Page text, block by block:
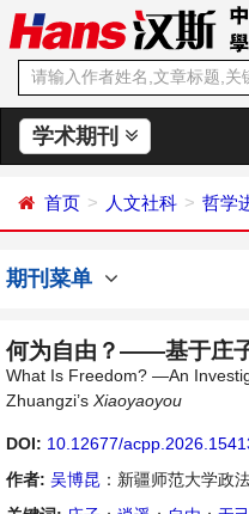
学术期刊
首页 人文社科 哲学
期刊菜单
何为自由？——基于庄
What Is Freedom? —An
Zhuangzi’s Xiaoyaoyou
DOI: 10.12677/
作者: 吴博昆 ：新疆师范大学政